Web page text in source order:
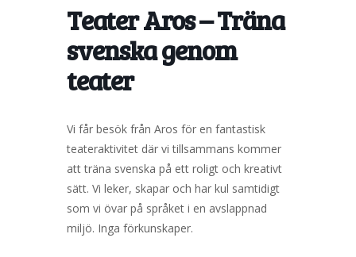
Teater Aros – Träna
svenska genom
teater
Vi får besök från Aros för en fantastisk
teateraktivitet där vi tillsammans kommer
att träna svenska på ett roligt och kreativt
sätt. Vi leker, skapar och har kul samtidigt
som vi övar på språket i en avslappnad
miljö. Inga förkunskaper.